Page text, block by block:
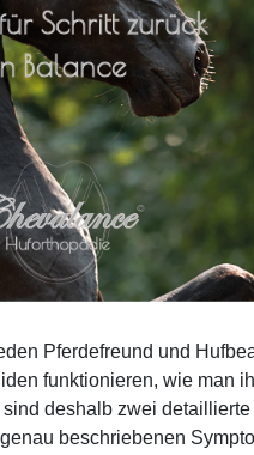
Pferdefreund und
funktionieren, wie man
deshalb zwei
beschriebenen